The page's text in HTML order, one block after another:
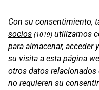
Con su consentimiento,
socios (1019) utilizamos
para almacenar, acceder
su visita a esta página
otros datos
no requieren su